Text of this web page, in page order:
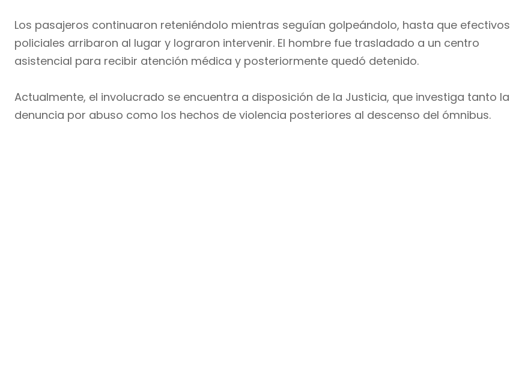
Los pasajeros continuaron reteniéndolo mientras seguían golpeándolo, hasta que efectivos
policiales arribaron al lugar y lograron intervenir. El hombre fue trasladado a un centro
asistencial para recibir atención médica y posteriormente quedó detenido.
Actualmente, el involucrado se encuentra a disposición de la Justicia, que investiga tanto la
denuncia por abuso como los hechos de violencia posteriores al descenso del ómnibus.